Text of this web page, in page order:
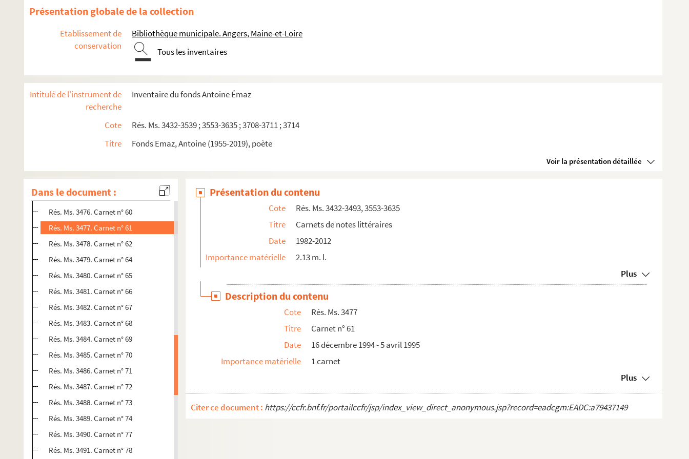
Présentation globale de la collection
Etablissement de
conservation
Bibliothèque municipale. Angers, Maine-et-Loire
Tous les inventaires
Intitulé de l'instrument de
recherche
Inventaire du fonds Antoine Émaz
Cote
Rés. Ms. 3432-3539 ; 3553-3635 ; 3708-3711 ; 3714
Titre
Fonds Emaz, Antoine (1955-2019), poète
Voir la présentation détaillée
Dans le document :
Rés. Ms. 3463. Carnet n° 47
Rés. Ms. 3465. Carnet n° 49
Rés. Ms. 3468. Carnet n° 52
Rés. Ms. 3469. Carnet n° 53
Rés. Ms. 3472. Carnet n° 56
Rés. Ms. 3474. Carnet n° 58
Rés. Ms. 3475. Carnet n° 59
Rés. Ms. 3476. Carnet n° 60
Rés. Ms. 3477. Carnet n° 61
Rés. Ms. 3478. Carnet n° 62
Rés. Ms. 3479. Carnet n° 64
Rés. Ms. 3480. Carnet n° 65
Rés. Ms. 3481. Carnet n° 66
Rés. Ms. 3482. Carnet n° 67
Rés. Ms. 3483. Carnet n° 68
Rés. Ms. 3484. Carnet n° 69
Rés. Ms. 3485. Carnet n° 70
Rés. Ms. 3486. Carnet n° 71
Rés. Ms. 3487. Carnet n° 72
Rés. Ms. 3488. Carnet n° 73
Rés. Ms. 3489. Carnet n° 74
Rés. Ms. 3490. Carnet n° 77
Rés. Ms. 3491. Carnet n° 78
Présentation du contenu
Cote
Rés. Ms. 3432-3493, 3553-3635
Titre
Carnets de notes littéraires
Date
1982-2012
Importance matérielle
2.13 m. l.
Plus
Description du contenu
Cote
Rés. Ms. 3477
Titre
Carnet n° 61
Date
16 décembre 1994 - 5 avril 1995
Importance matérielle
1 carnet
Plus
Citer ce document : https://ccfr.bnf.fr/portailccfr/jsp/index_view_direct_anonymous.jsp?record=eadcgm:EADC:a79437149